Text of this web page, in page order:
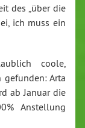
des „über die
ich muss ein
coole,
gefunden: Arta
ab Januar die
Anstellung